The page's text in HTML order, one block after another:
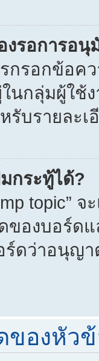
งรอการอนุ
กรอกข้อค
นกลุ่มผู้ใช้
บรายละเ
กระทู้ได้?
topic”
องบอร์ด
ร์ดว่าอนุญ
ของหัว